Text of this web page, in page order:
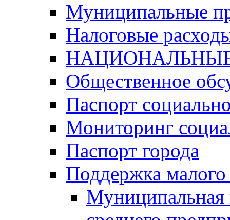
Муниципальные
Налоговые
Общественное
Паспорт
Мониторинг
Паспорт города
Поддержка малого
Муниципальная